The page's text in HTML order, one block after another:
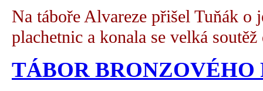
Na táboře Alvareze přišel Tuňák
plachetnic a konala se velká
TÁBOR BRONZOVÉHO